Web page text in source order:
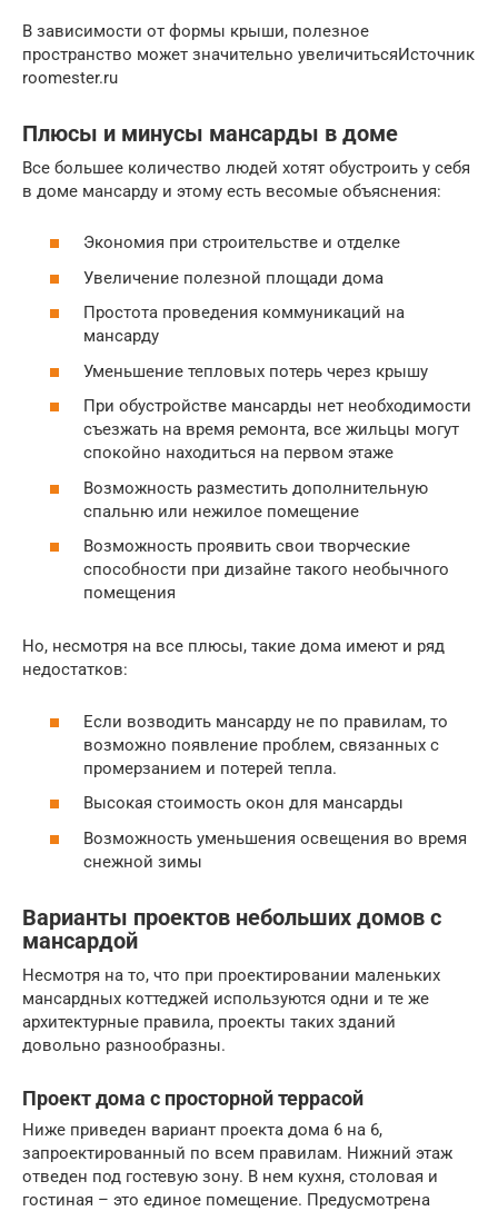
В зависимости от формы крыши, полезное
пространство может значительно увеличитьсяИсточник
roomester.ru
Плюсы и минусы мансарды в доме
Все большее количество людей хотят обустроить у себя
в доме мансарду и этому есть весомые объяснения:
Экономия при строительстве и отделке
Увеличение полезной площади дома
Простота проведения коммуникаций на
мансарду
Уменьшение тепловых потерь через крышу
При обустройстве мансарды нет необходимости
съезжать на время ремонта, все жильцы могут
спокойно находиться на первом этаже
Возможность разместить дополнительную
спальню или нежилое помещение
Возможность проявить свои творческие
способности при дизайне такого необычного
помещения
Но, несмотря на все плюсы, такие дома имеют и ряд
недостатков:
Если возводить мансарду не по правилам, то
возможно появление проблем, связанных с
промерзанием и потерей тепла.
Высокая стоимость окон для мансарды
Возможность уменьшения освещения во время
снежной зимы
Варианты проектов небольших домов с
мансардой
Несмотря на то, что при проектировании маленьких
мансардных коттеджей используются одни и те же
архитектурные правила, проекты таких зданий
довольно разнообразны.
Проект дома с просторной террасой
Ниже приведен вариант проекта дома 6 на 6,
запроектированный по всем правилам. Нижний этаж
отведен под гостевую зону. В нем кухня, столовая и
гостиная – это единое помещение. Предусмотрена